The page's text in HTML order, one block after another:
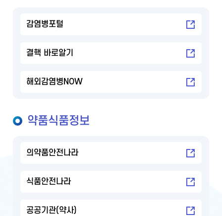
감염병포털
결핵 바로알기
해외감염병NOW
약품식품정보
의약품안전나라
식품안전나라
공공기관(약사)